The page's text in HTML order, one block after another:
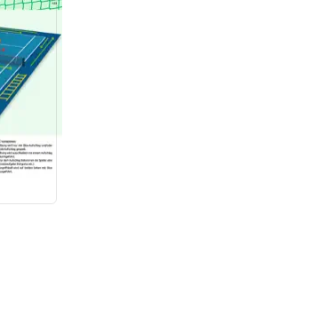
und Racketball­sport die richtigen Trainings­formen für ein